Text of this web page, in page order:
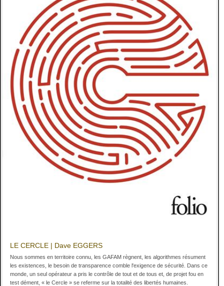
LE CERCLE | Dave EGGERS
Nous sommes en territoire connu, les GAFAM règnent, les algorithmes résument
les existences, le besoin de transparence comble l'exigence de sécurité. Dans ce
monde, un seul opérateur a pris le contrôle de tout et de tous et, de projet fou en
test dément, « le Cercle » se referme sur la totalité des libertés humaines.